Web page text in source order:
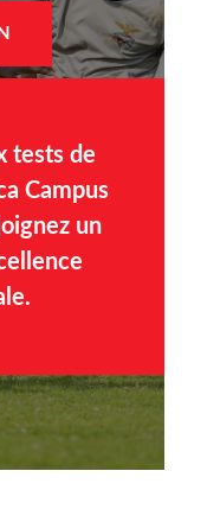
tests de
Campus
un